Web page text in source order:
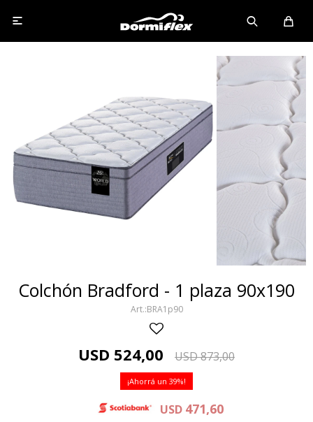

Colchón Bradford - 1 plaza 90x190
BRA1p90
USD 524,00 USD873,00
39
USD 471,60